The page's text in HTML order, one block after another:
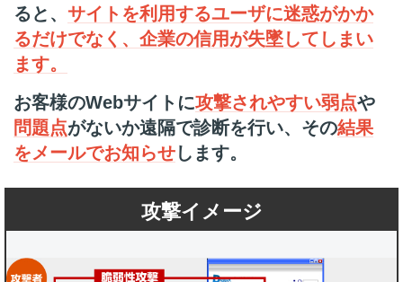
ると、 サイトを利用するユーザに迷惑がかか
るだけでなく、企業の信用が失墜してしまい
ます。
お客様のWebサイトに攻撃されやすい弱点や
問題点がないか遠隔で診断を行い、その結果
をメールでお知らせします。
攻撃イメージ